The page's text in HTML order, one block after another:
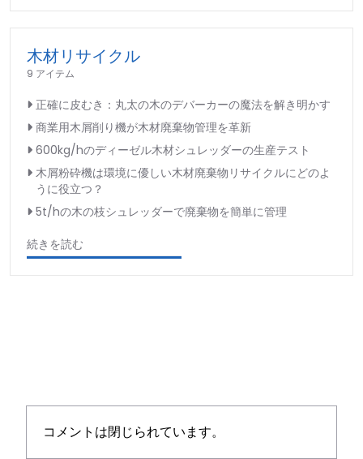
木材リサイクル
9 アイテム
正確に皮むき：丸太の木のデバーカーの魔法を解き明かす
商業用木屑削り機が木材廃棄物管理を革新
600kg/hのディーゼル木材シュレッダーの生産テスト
木屑粉砕機は環境に優しい木材廃棄物リサイクルにどのよ
うに役立つ？
5t/hの木の枝シュレッダーで廃棄物を簡単に管理
続きを読む
コメントは閉じられています。